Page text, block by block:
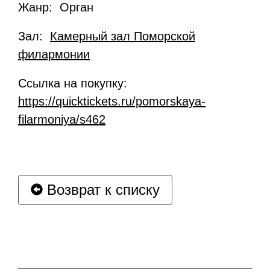
Жанр: Орган
Зал: Камерный зал Поморской
филармонии
Ссылка на покупку:
https://quicktickets.ru/pomorskaya-
filarmoniya/s462
Возврат к списку